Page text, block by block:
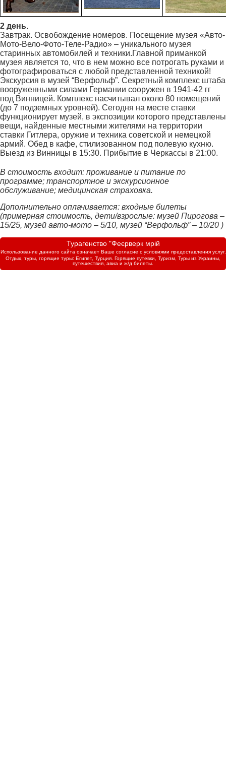
2 день.
Завтрак. Освобождение номеров. Посещение музея «Авто-
Мото-Вело-Фото-Теле-Радио» – уникального музея
старинных автомобилей и техники.Главной приманкой
музея является то, что в нем можно все потрогать руками и
фотографироваться с любой представленной техникой!
Экскурсия в музей “Верфольф”. Секретный комплекс штаба
вооруженными силами Германии сооружен в 1941-42 гг
под Винницей. Комплекс насчитывал около 80 помещений
(до 7 подземных уровней). Сегодня на месте ставки
функционирует музей, в экспозиции которого представлены
вещи, найденные местными жителями на территории
ставки Гитлера, оружие и техника советской и немецкой
армий. Обед в кафе, стилизованном под полевую кухню.
Выезд из Винницы в 15:30. Прибытие в Черкассы в 21:00.
В стоимость входит: проживание и питание по
программе; транспортное и экскурсионное
обслуживание; медицинская страховка.
Дополнительно оплачивается: ​​входные билеты
(примерная стоимость, дети/взрослые: музей Пирогова –
15/25, музей авто-мото – 5/10, музей “Верфольф” – 10/20 )
Турагенство "Феєрверк мрій
Использование данного сайта означает Ваше согласие с условиями предоставления услуг.
Отдых, туры, горящие туры: Египет, Турция. Горящие путевки, Туризм, Туры из Украины,
путешествия, авиа и ж/д билеты.